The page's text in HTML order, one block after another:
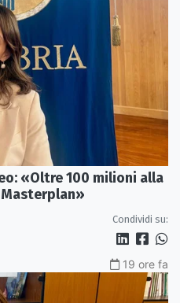
«Oltre 100 milioni alla
Masterplan»
Condividi su:
19 ore fa